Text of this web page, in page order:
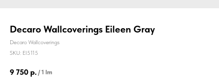
Decaro Wallcoverings Eileen Gray
Decaro Wallcoverings
SKU: EI5115
9 750 р. / 1 lm